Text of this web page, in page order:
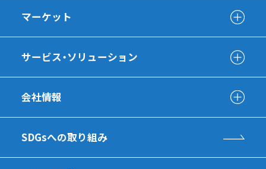
マーケット
サービス・ソリューション
会社情報
SDGsへの取り組み